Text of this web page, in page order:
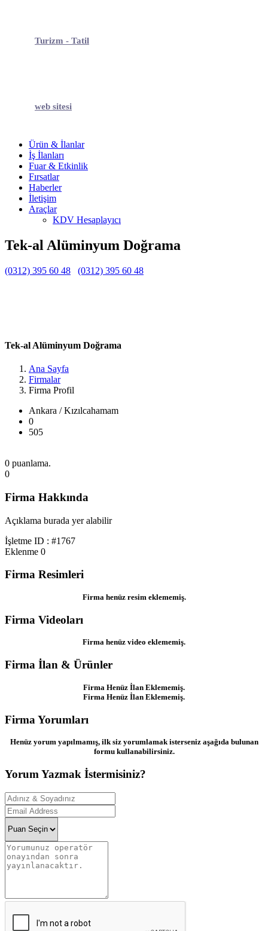
Turizm - Tatil
web sitesi
Ürün & İlanlar
İş İlanları
Fuar & Etkinlik
Fırsatlar
Haberler
İletişim
Araçlar
KDV Hesaplayıcı
Tek-al Alüminyum Doğrama
(0312) 395 60 48 (0312) 395 60 48
Tek-al Alüminyum Doğrama
Ana Sayfa
Firmalar
Firma Profil
Ankara / Kızılcahamam
0
505
0 puanlama.
0
Firma Hakkında
Açıklama burada yer alabilir
İşletme ID : #1767
Eklenme 0
Firma Resimleri
Firma henüz resim eklememiş.
Firma Videoları
Firma henüz video eklememiş.
Firma İlan & Ürünler
Firma Henüz İlan Eklememiş.
Firma Henüz İlan Eklememiş.
Firma Yorumları
Henüz yorum yapılmamış, ilk siz yorumlamak isterseniz aşağıda bulunan
formu kullanabilirsiniz.
Yorum Yazmak İstermisiniz?